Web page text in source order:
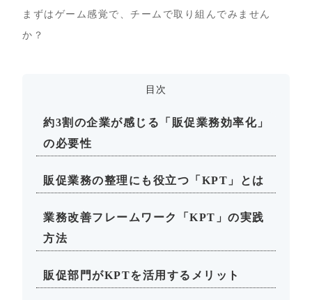
まずはゲーム感覚で、チームで取り組んでみません
か？
目次
約3割の企業が感じる「販促業務効率化」
の必要性
販促業務の整理にも役立つ「KPT」とは
業務改善フレームワーク「KPT」の実践
方法
販促部門がKPTを活用するメリット